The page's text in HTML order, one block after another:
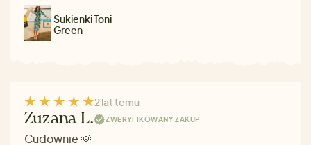
Sukienki Toni
Green
2 lat temu
Zuzana L. ZWERYFIKOWANY ZAKUP
Cudownie 🌞